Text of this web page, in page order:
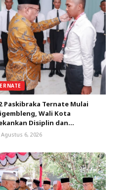
Paskibraka Ternate Mulai
Wali Kota
Disiplin dan
Agustus 6, 2026